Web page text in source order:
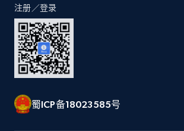
Youtube - Videos posts -
by podcast url
URL, Title, Youtuber, Youtuber md5,
Video length, Likes, Views, and more.
注册／登录
蜀ICP备18023585号